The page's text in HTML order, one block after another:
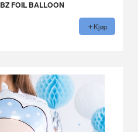
FOIL BALLOON
Kjøp